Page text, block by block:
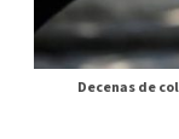
Decenas de